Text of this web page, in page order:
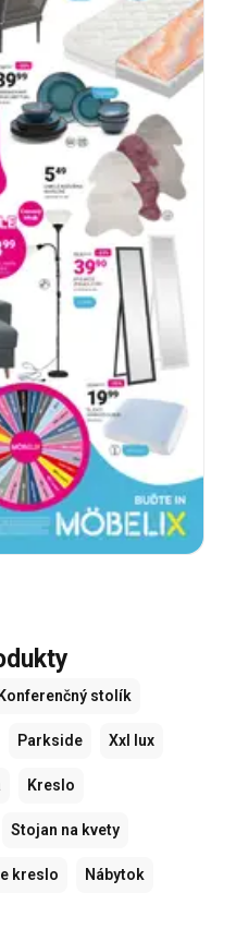
stolík
Parkside Xxl lux
Kreslo
Stojan na kvety
kreslo Nábytok